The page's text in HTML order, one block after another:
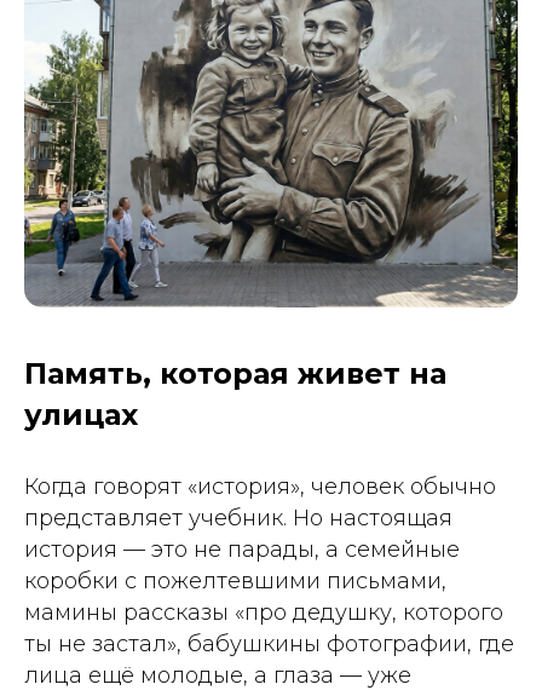
Память, которая живет на
улицах
Когда говорят «история», человек обычно
представляет учебник. Но настоящая
история — это не парады, а семейные
коробки с пожелтевшими письмами,
мамины рассказы «про дедушку, которого
ты не застал», бабушкины фотографии, где
лица ещё молодые, а глаза — уже